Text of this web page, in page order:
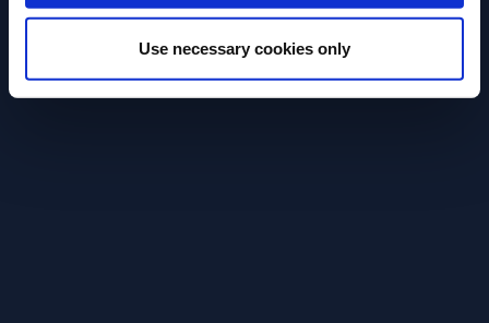
Use necessary cookies only